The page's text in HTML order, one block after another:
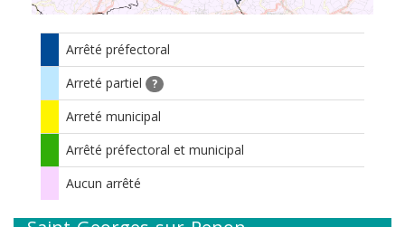
Arrêté préfectoral
Arreté partiel
?
Arreté municipal
Arrêté préfectoral et municipal
Aucun arrêté